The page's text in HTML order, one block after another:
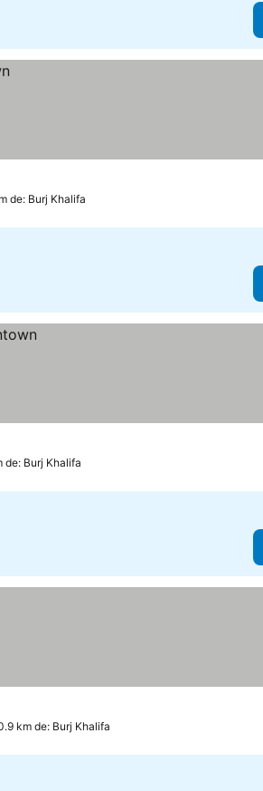
de: Burj Khalifa
de: Burj Khalifa
km de: Burj Khalifa